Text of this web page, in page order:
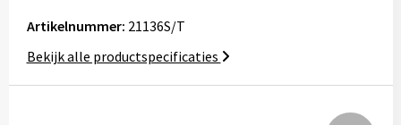
Hemden
Waterflesjes
Artikelnummer: 21136S/T
Bekijk alle productspecificaties